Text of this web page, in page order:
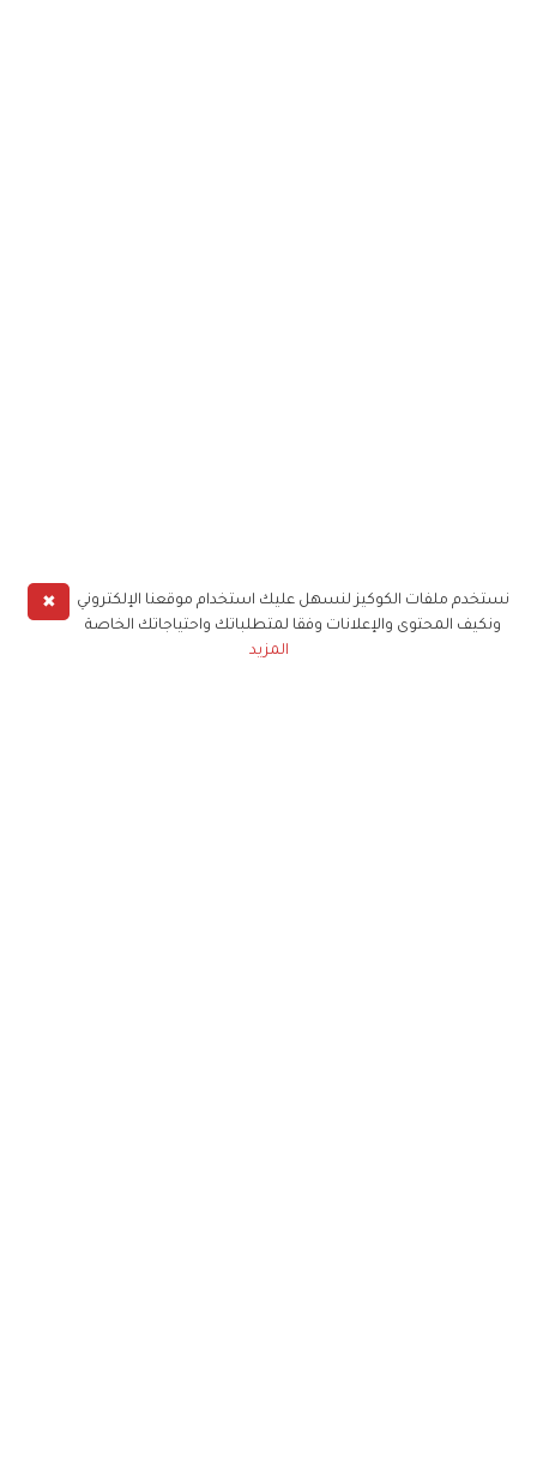
✖
نستخدم ملفات الكوكيز لنسهل عليك استخدام موقعنا الإلكتروني
ونكيف المحتوى والإعلانات وفقا لمتطلباتك واحتياجاتك الخاصة
المزيد